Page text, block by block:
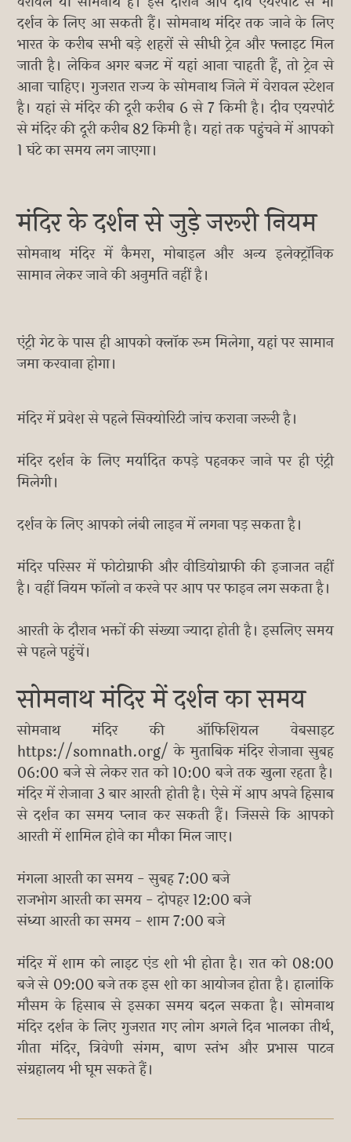
दर्शन के लिए आ सकती हैं। सोमनाथ मंदिर तक जाने के लिए
भारत के करीब सभी बड़े शहरों से सीधी ट्रेन और फ्लाइट मिल
जाती है। लेकिन अगर बजट में यहां आना चाहती हैं, तो ट्रेन से
आना चाहिए। गुजरात राज्य के सोमनाथ जिले में वेरावल स्टेशन
है। यहां से मंदिर की दूरी करीब 6 से 7 किमी है। दीव एयरपोर्ट
से मंदिर की दूरी करीब 82 किमी है। यहां तक पहुंचने में आपको
1 घंटे का समय लग जाएगा।
मंदिर के दर्शन से जुड़े जरूरी नियम
सोमनाथ मंदिर में कैमरा, मोबाइल और अन्य इलेक्ट्रॉनिक
सामान लेकर जाने की अनुमति नहीं है।
एंट्री गेट के पास ही आपको क्लॉक रूम मिलेगा, यहां पर सामान
जमा करवाना होगा।
मंदिर में प्रवेश से पहले सिक्योरिटी जांच कराना जरूरी है।
मंदिर दर्शन के लिए मर्यादित कपड़े पहनकर जाने पर ही एंट्री
मिलेगी।
दर्शन के लिए आपको लंबी लाइन में लगना पड़ सकता है।
मंदिर परिसर में फोटोग्राफी और वीडियोग्राफी की इजाजत नहीं
है। वहीं नियम फॉलो न करने पर आप पर फाइन लग सकता है।
आरती के दौरान भक्तों की संख्या ज्यादा होती है। इसलिए समय
से पहले पहुंचें।
सोमनाथ मंदिर में दर्शन का समय
सोमनाथ मंदिर की ऑफिशियल वेबसाइट
https://somnath.org/ के मुताबिक मंदिर रोजाना सुबह
06:00 बजे से लेकर रात को 10:00 बजे तक खुला रहता है।
मंदिर में रोजाना 3 बार आरती होती है। ऐसे में आप अपने हिसाब
से दर्शन का समय प्लान कर सकती हैं। जिससे कि आपको
आरती में शामिल होने का मौका मिल जाए।
मंगला आरती का समय - सुबह 7:00 बजे
राजभोग आरती का समय - दोपहर 12:00 बजे
संध्या आरती का समय - शाम 7:00 बजे
मंदिर में शाम को लाइट एंड शो भी होता है। रात को 08:00
बजे से 09:00 बजे तक इस शो का आयोजन होता है। हालांकि
मौसम के हिसाब से इसका समय बदल सकता है। सोमनाथ
मंदिर दर्शन के लिए गुजरात गए लोग अगले दिन भालका तीर्थ,
गीता मंदिर, त्रिवेणी संगम, बाण स्तंभ और प्रभास पाटन
संग्रहालय भी घूम सकते हैं।